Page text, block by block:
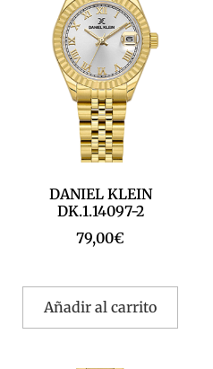
DANIEL KLEIN
DK.1.14097-2
79,00€
Añadir al carrito